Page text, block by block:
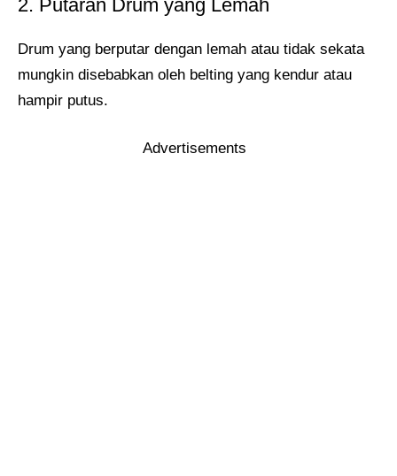
2. Putaran Drum yang Lemah
Drum yang berputar dengan lemah atau tidak sekata
mungkin disebabkan oleh belting yang kendur atau
hampir putus.
Advertisements